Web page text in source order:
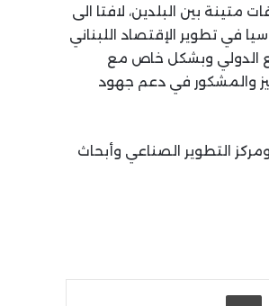
بين البلدين، لافتا الى
في تطوير الإقتصاد اللبناني
الدولي وبشكل خاص مع
والمشكور في دعم جهود
التطوير الصناعي وأبحاث
مشاركة عبر البريد طباعة